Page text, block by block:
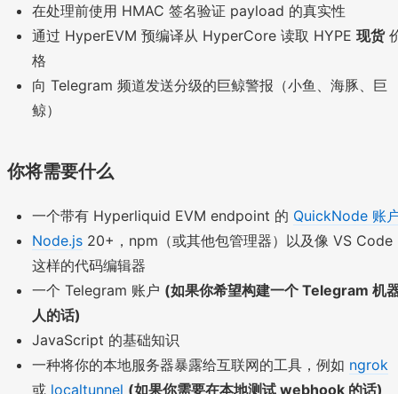
在处理前使用 HMAC 签名验证 payload 的真实性
通过 HyperEVM 预编译从 HyperCore 读取 HYPE 现货
格
向 Telegram 频道发送分级的巨鲸警报（小鱼、海豚、巨
鲸）
你将需要什么
一个带有 Hyperliquid EVM endpoint 的 QuickNode 账
Node.js 20+，npm（或其他包管理器）以及像 VS Code
这样的代码编辑器
一个 Telegram 账户 (如果你希望构建一个 Telegram 机
人的话)
JavaScript 的基础知识
一种将你的本地服务器暴露给互联网的工具，例如 ngrok
或 localtunnel (如果你需要在本地测试 webhook 的话)